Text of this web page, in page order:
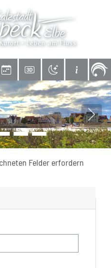
Felder erfordern